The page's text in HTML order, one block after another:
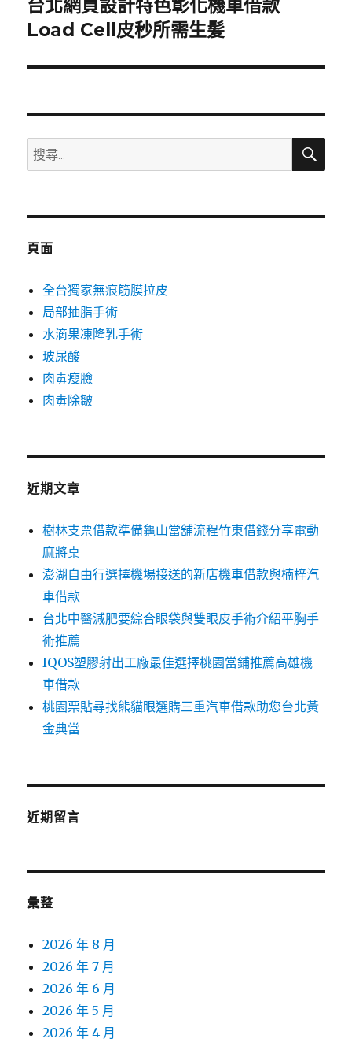
下
一
文
台北網頁設計特色彰化機車借款
Load Cell皮秒所需生髪
搜
尋
鍵
搜
頁面
全台獨家無痕筋膜拉皮
局部抽脂手術
水滴果凍隆乳手術
玻尿酸
肉毒瘦臉
肉毒除皺
近期文章
樹林支票借款準備龜山當舖流程竹東借錢分享電動
麻將桌
澎湖自由行選擇機場接送的新店機車借款與楠梓汽
車借款
台北中醫減肥要綜合眼袋與雙眼皮手術介紹平胸手
術推薦
IQOS塑膠射出工廠最佳選擇桃園當鋪推薦高雄機
車借款
桃園票貼尋找熊貓眼選購三重汽車借款助您台北黃
金典當
近期留言
彙整
2026 年 8 月
2026 年 7 月
2026 年 6 月
2026 年 5 月
2026 年 4 月